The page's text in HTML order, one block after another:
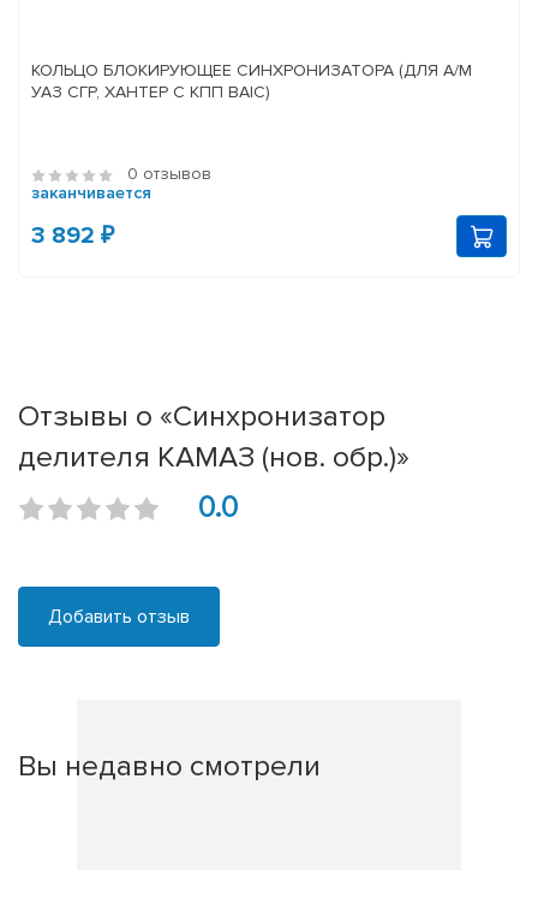
КОЛЬЦО БЛОКИРУЮЩЕЕ СИНХРОНИЗАТОРА (ДЛЯ А/М
УАЗ СГР, ХАНТЕР С КПП BAIC)
0 отзывов
заканчивается
3 892 ₽
Отзывы о «Синхронизатор
делителя КАМАЗ (нов. обр.)»
0.0
Добавить отзыв
Вы недавно смотрели